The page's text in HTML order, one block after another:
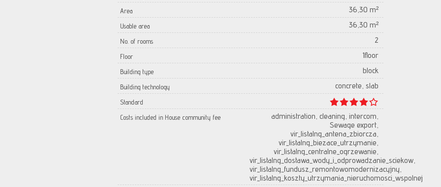
Area 36,30 m²
Usable area 36,30 m²
No. of rooms 2
Floor 1floor
Building type block
Building technology concrete, slab
Standard
Costs included in House community fee
administration, cleaning, intercom,
Sewage export,
vir_listalng_antena_zbiorcza,
vir_listalng_biezace_utrzymanie,
vir_listalng_centralne_ogrzewanie,
vir_listalng_dostawa_wody_i_odprowadzanie_sciekow,
vir_listalng_fundusz_remontowomodernizacyjny,
vir_listalng_koszty_utrzymania_nieruchomosci_wspolnej